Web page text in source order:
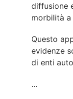
diffusione
morbilità
Questo
evidenze
di enti
...